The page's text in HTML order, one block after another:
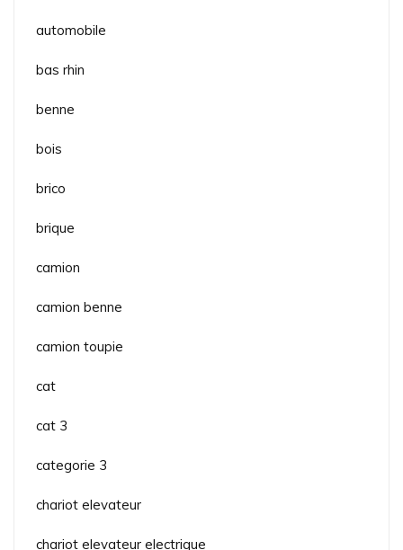
automobile
bas rhin
benne
bois
brico
brique
camion
camion benne
camion toupie
cat
cat 3
categorie 3
chariot elevateur
chariot elevateur electrique